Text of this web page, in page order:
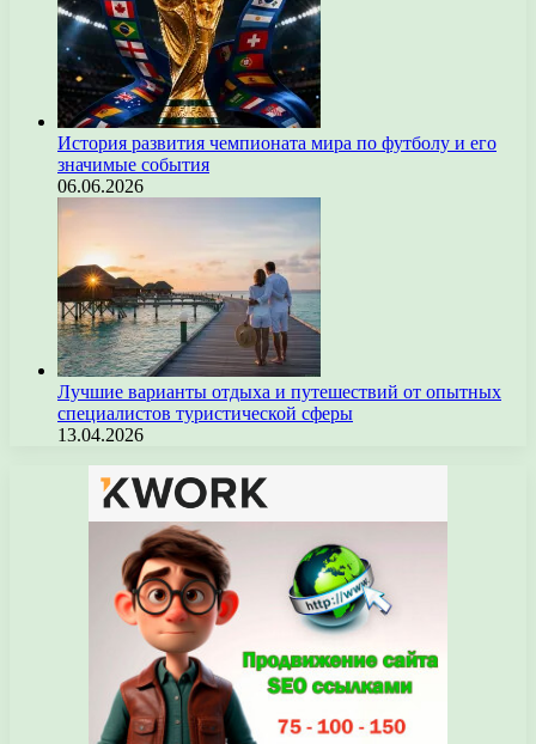
История развития чемпионата мира по футболу и его
значимые события
06.06.2026
Лучшие варианты отдыха и путешествий от опытных
специалистов туристической сферы
13.04.2026